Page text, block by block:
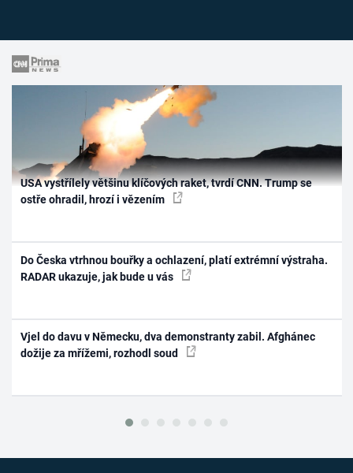
USA vystřílely většinu klíčových raket, tvrdí CNN. Trump se
ostře ohradil, hrozí i vězením
Do Česka vtrhnou bouřky a ochlazení, platí extrémní výstraha.
RADAR ukazuje, jak bude u vás
Vjel do davu v Německu, dva demonstranty zabil. Afghánec
dožije za mřížemi, rozhodl soud